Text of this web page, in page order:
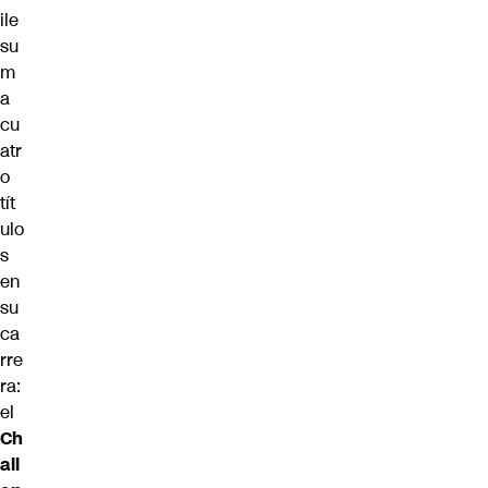
ile
su
m
a
cu
atr
o
tít
ulo
s
en
su
ca
rre
ra:
el
Ch
all